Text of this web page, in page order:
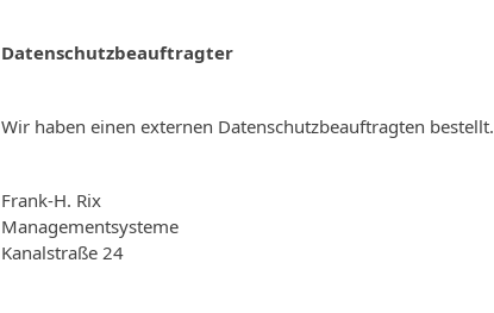
Datenschutzbeauftragter
Wir haben einen externen Datenschutzbeauftragten bestellt.
Frank-H. Rix
Managementsysteme
Kanalstraße 24